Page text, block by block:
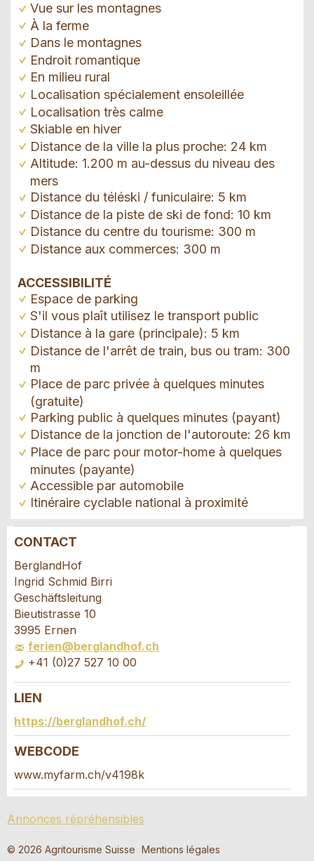
Vue sur les montagnes
À la ferme
Dans le montagnes
Endroit romantique
En milieu rural
Localisation spécialement ensoleillée
Localisation très calme
Skiable en hiver
Distance de la ville la plus proche: 24 km
Altitude: 1.200 m au-dessus du niveau des
mers
Distance du téléski / funiculaire: 5 km
Distance de la piste de ski de fond: 10 km
Distance du centre du tourisme: 300 m
Distance aux commerces: 300 m
ACCESSIBILITÉ
Espace de parking
S'il vous plaît utilisez le transport public
Distance à la gare (principale): 5 km
Distance de l'arrêt de train, bus ou tram: 300
m
Place de parc privée à quelques minutes
(gratuite)
Parking public à quelques minutes (payant)
Distance de la jonction de l'autoroute: 26 km
Place de parc pour motor-home à quelques
minutes (payante)
Accessible par automobile
Itinéraire cyclable national à proximité
Annonces répréhensibles
Vos commentaires sont grandement appréciés!
Commentaires généraux
Cette annonce n'est plus valable
Annonce incomplète
Nachricht
Recommander l'annonce
Recommandez cette annonce à des amis.
* Saisie nécessaire
RECOMMANDER L'ANNONCE
Fermer
CONTACT
BerglandHof
Ingrid Schmid Birri
Geschäftsleitung
Bieutistrasse 10
3995 Ernen
ferien@berglandhof.ch
+41 (0)27 527 10 00
Demande de réservation
Composez un message à la personne de
contact pour cette annonce .
AOÛT 2026
Départ
LIEN
https://berglandhof.ch/
WEBCODE
www.myfarm.ch/v4198k
Annonces répréhensibles
© 2026 Agritourisme Suisse Mentions légales